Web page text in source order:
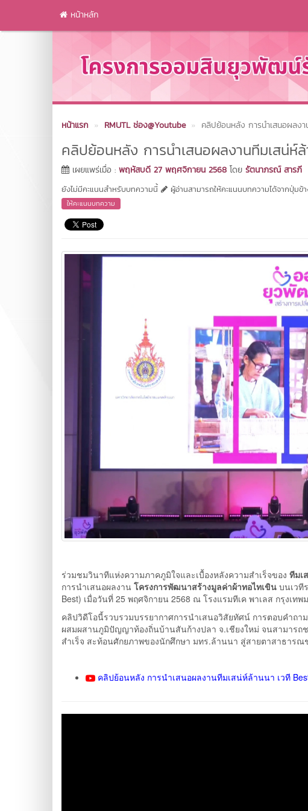
หน้าหลัก
หน้าแรก RMUTL ช่อง@Youtube คลิปย้อนหลัง การนำเสนอผลง
คลิปย้อนหลัง การนำเสนอผลงานทีมเสน่
เผยแพร่เมื่อ : พฤหัสบดี 27 พฤศจิกายน 2568 โดย รัตนาภรณ์ สารภี
ยังไม่มีคะแนนสำหรับบทความนี้
ผู้อ่านสามารถให้คะแนนบทความได้จากปุ่มข้า
ให้คะแนนบทความ
ร่วมชมวินาทีแห่งความภาคภูมิใจและเบื้องหลังความสำเร็จของ ทีมเ
การนำเสนอผลงาน โครงการพัฒนาสร้างมูลค่าผ้าทอไทเขิน บนเวที
Best) เมื่อวันที่ 25 พฤศจิกายน 2568 ณ โรงแรมทีเค พาเลส กรุงเทพ
คลิปวิดีโอนี้รวบรวมบรรยากาศการนำเสนอวิสัยทัศน์ การตอบคำ
ผสมผสานภูมิปัญญาท้องถิ่นบ้านสันก้างปลา จ.เชียงใหม่ จนสามารถ
สำเร็จ สะท้อนศักยภาพของนักศึกษา มทร.ล้านนา สู่สายตาสาธารณ
คลิปย้อนหลัง การนำเสนอผลงานทีมเสน่ห์ล้านนา เวที